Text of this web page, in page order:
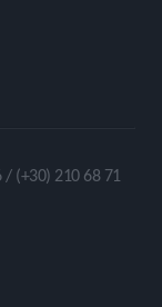
/ (+30) 210 68 71